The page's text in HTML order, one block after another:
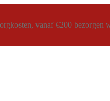
vanaf €200 bezorgen